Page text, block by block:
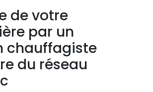
de votre
par un
chauffagiste
du réseau